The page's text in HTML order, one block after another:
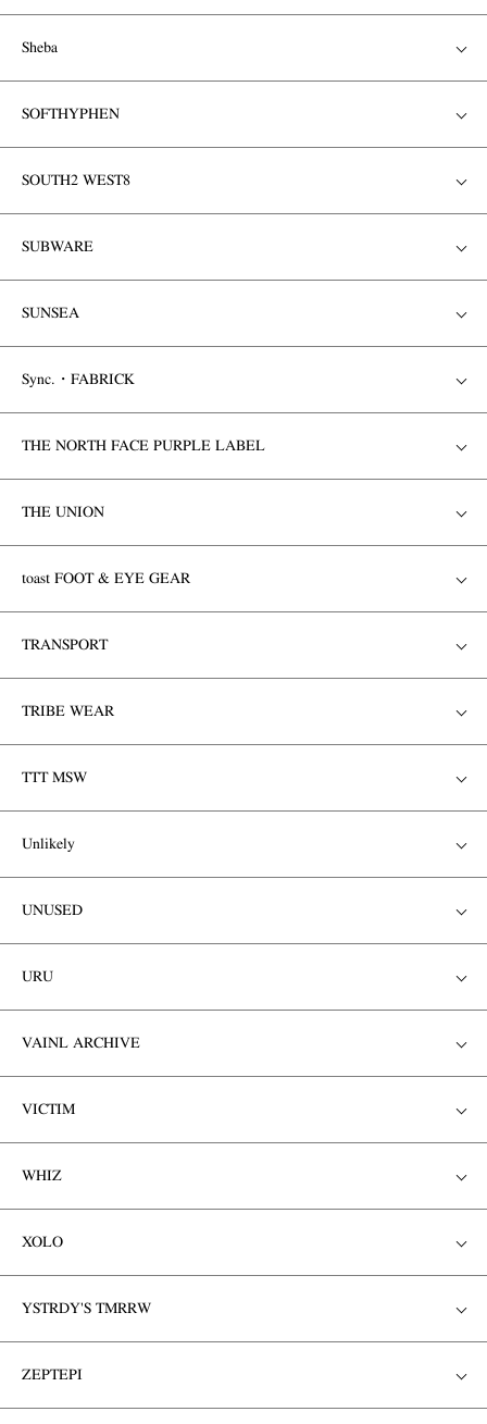
Sheba
SOFTHYPHEN
SOUTH2 WEST8
SUBWARE
SUNSEA
Sync.・FABRICK
THE NORTH FACE PURPLE LABEL
THE UNION
toast FOOT & EYE GEAR
TRANSPORT
TRIBE WEAR
TTT MSW
Unlikely
UNUSED
URU
VAINL ARCHIVE
VICTIM
WHIZ
XOLO
YSTRDY'S TMRRW
ZEPTEPI